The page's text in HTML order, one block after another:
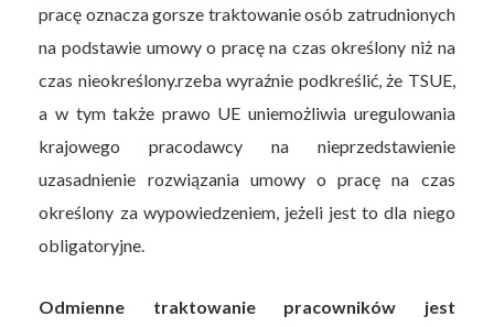
pracę oznacza gorsze traktowanie osób zatrudnionych
na podstawie umowy o pracę na czas określony niż na
czas nieokreślony.rzeba wyraźnie podkreślić, że TSUE,
a w tym także prawo UE uniemożliwia uregulowania
krajowego pracodawcy na nieprzedstawienie
uzasadnienie rozwiązania umowy o pracę na czas
określony za wypowiedzeniem, jeżeli jest to dla niego
obligatoryjne.
Odmienne traktowanie pracowników jest